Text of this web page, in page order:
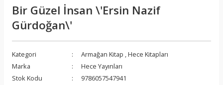
Bir Güzel İnsan \'Ersin Nazif
Gürdoğan\'
Kategori Armağan Kitap ,Hece Kitapları
Marka
Hece Yayınları
Stok Kodu
9786057547941